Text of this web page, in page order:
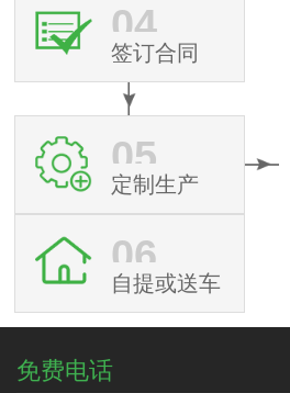
04
签订合同
05
定制生产
06
自提或送车
免费电话